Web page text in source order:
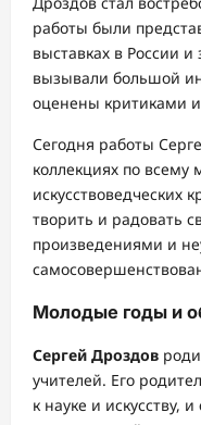
работы были
выставках в России
вызывали большой
оценены критиками и
Сегодня работы
коллекциях по всему
искусствоведческих
творить и радовать
произведениями и
Молодые годы и
Сергей Дроздов
учителей. Его
к науке и искусству,